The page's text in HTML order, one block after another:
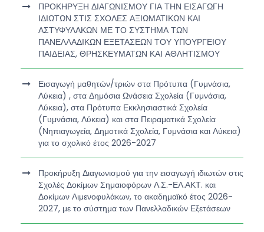
ΠΡΟΚΗΡΥΞΗ ΔΙΑΓΩΝΙΣΜΟΥ ΓΙΑ ΤΗΝ ΕΙΣΑΓΩΓΗ
ΙΔΙΩΤΩΝ ΣΤΙΣ ΣΧΟΛΕΣ ΑΞΙΩΜΑΤΙΚΩΝ ΚΑΙ
ΑΣΤΥΦΥΛΑΚΩΝ ΜΕ ΤΟ ΣΥΣΤΗΜΑ ΤΩΝ
ΠΑΝΕΛΛΑΔΙΚΩΝ ΕΞΕΤΑΣΕΩΝ ΤΟΥ ΥΠΟΥΡΓΕΙΟΥ
ΠΑΙΔΕΙΑΣ, ΘΡΗΣΚΕΥΜΑΤΩΝ ΚΑΙ ΑΘΛΗΤΙΣΜΟΥ
Εισαγωγή μαθητών/τριών στα Πρότυπα (Γυμνάσια,
Λύκεια) , στα Δημόσια Ωνάσεια Σχολεία (Γυμνάσια,
Λύκεια), στα Πρότυπα Εκκλησιαστικά Σχολεία
(Γυμνάσια, Λύκεια) και στα Πειραματικά Σχολεία
(Νηπιαγωγεία, Δημοτικά Σχολεία, Γυμνάσια και Λύκεια)
για το σχολικό έτος 2026-2027
Προκήρυξη Διαγωνισμού για την εισαγωγή ιδιωτών στις
Σχολές Δοκίμων Σημαιοφόρων Λ.Σ.-ΕΛ.ΑΚΤ. και
Δοκίμων Λιμενοφυλάκων, το ακαδημαϊκό έτος 2026-
2027, με το σύστημα των Πανελλαδικών Εξετάσεων